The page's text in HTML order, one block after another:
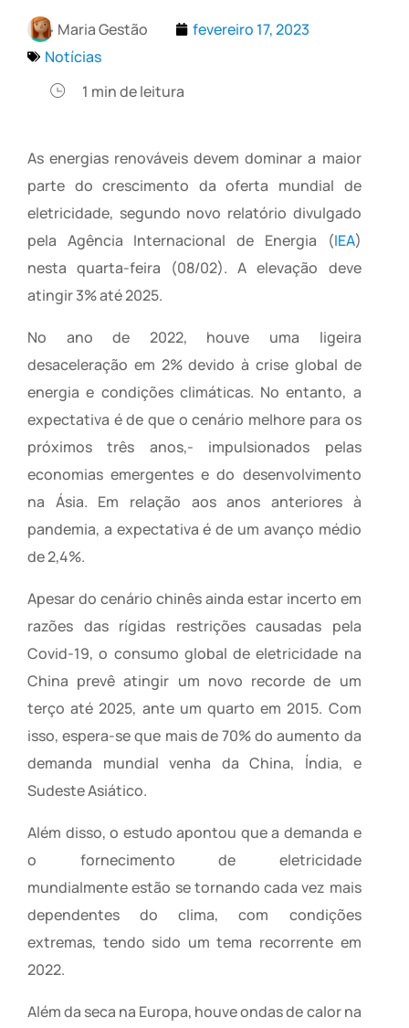
Maria Gestão
fevereiro 17, 2023
Notícias
1 min de leitura
As energias renováveis devem dominar a maior
parte do crescimento da oferta mundial de
eletricidade, segundo novo relatório divulgado
pela Agência Internacional de Energia (IEA)
nesta quarta-feira (08/02). A elevação deve
atingir 3% até 2025.
No ano de 2022, houve uma ligeira
desaceleração em 2% devido à crise global de
energia e condições climáticas. No entanto, a
expectativa é de que o cenário melhore para os
próximos três anos,- impulsionados pelas
economias emergentes e do desenvolvimento
na Ásia. Em relação aos anos anteriores à
pandemia, a expectativa é de um avanço médio
de 2,4%.
Apesar do cenário chinês ainda estar incerto em
razões das rígidas restrições causadas pela
Covid-19, o consumo global de eletricidade na
China prevê atingir um novo recorde de um
terço até 2025, ante um quarto em 2015. Com
isso, espera-se que mais de 70% do aumento da
demanda mundial venha da China, Índia, e
Sudeste Asiático.
Além disso, o estudo apontou que a demanda e
o fornecimento de eletricidade
mundialmente estão se tornando cada vez mais
dependentes do clima, com condições
extremas, tendo sido um tema recorrente em
2022.
Além da seca na Europa, houve ondas de calor na